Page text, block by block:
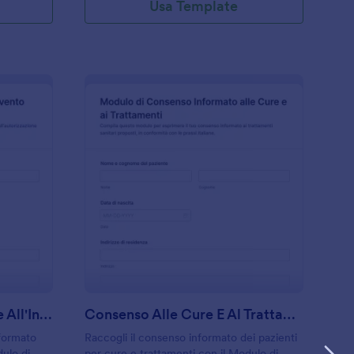
Usa Template
Di Autorizzazione All'Intervento Chirurgico
Modulo Di Autorizzazione All'Intervento Chirurgico Consenso Alle Cure E Al Trattamento Form
Raccogli il consenso informato dei pazienti